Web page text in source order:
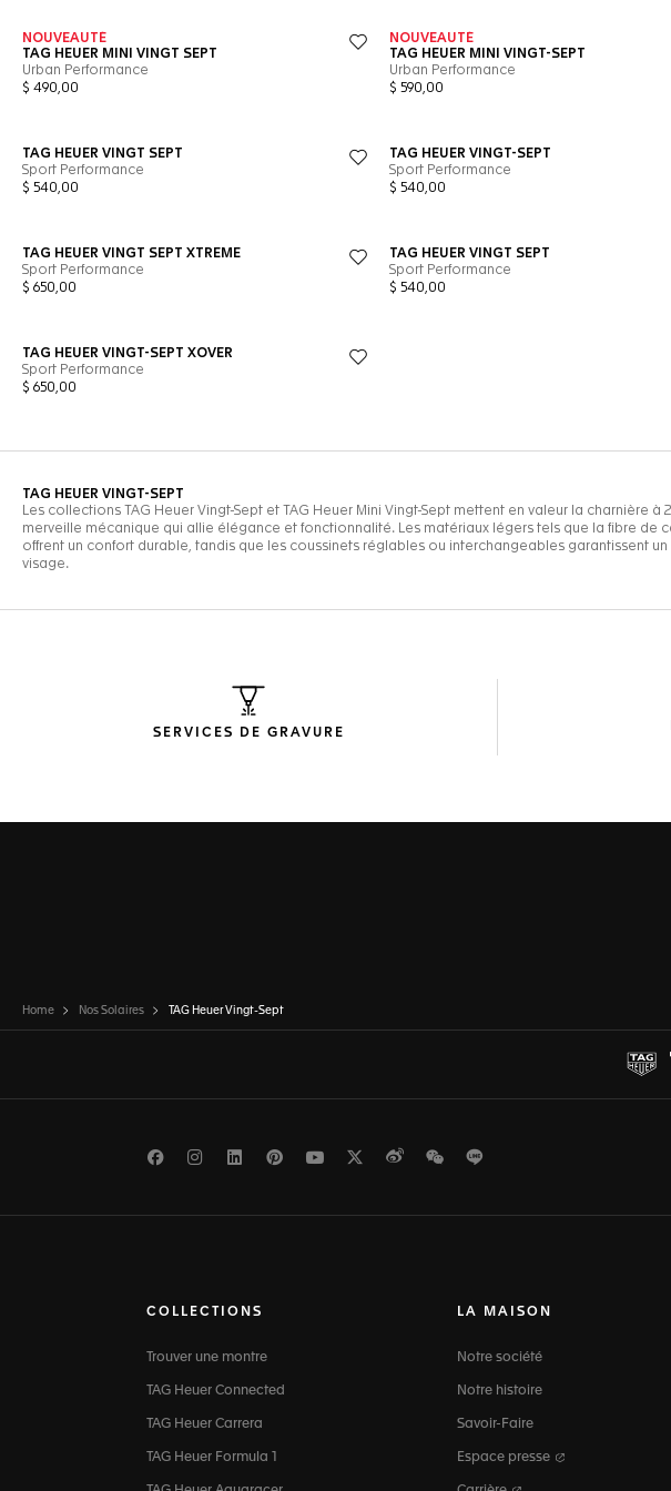
SERVICES DE GRAVURE
Home Nos Solaires TAG Heuer Vingt-Sept
FacebookInstagramLinkedInPinterest
Youtube
TwitterWeiboWeChat
COLLECTIONS
Trouver une montre
TAG Heuer Connected
TAG Heuer Carrera
TAG Heuer Formula 1
LA MAISON
Notre société
Notre histoire
Savoir-Faire
Espace presse